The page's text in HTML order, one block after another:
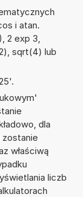
i atan.
2 exp 3,
sqrt(4) lub
dla
zostanie
właściwą
liczb